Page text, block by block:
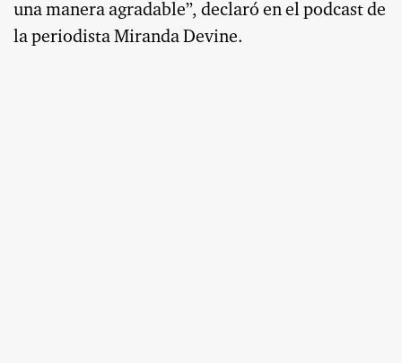
una manera agradable”, declaró en el podcast de
la periodista Miranda Devine.